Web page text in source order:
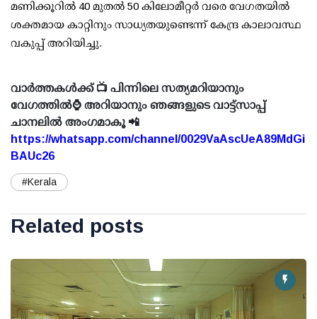
മണിക്കൂറില്‍ 40 മുതല്‍ 50 കിലോമീറ്റര്‍ വരെ വേഗതയില്‍
ശക്തമായ കാറ്റിനും സാധ്യതയുണ്ടെന്ന് കേന്ദ്ര കാലാവസ്ഥ
വകുപ്പ് അറിയിച്ചു.
വാർത്തകൾക്ക് 📺 പിന്നിലെ സത്യമറിയാനും
വേഗത്തിൽ⌚ അറിയാനും ഞങ്ങളുടെ വാട്ട്സാപ്പ്
ചാനലിൽ അംഗമാകൂ 📲
https://whatsapp.com/channel/0029VaAscUeA89MdGi
BAUc26
#Kerala
Related posts